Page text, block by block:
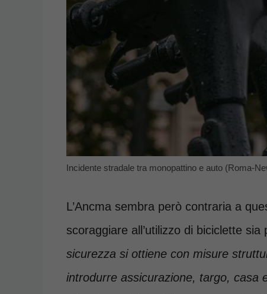
Incidente stradale tra monopattino e auto (Roma-
L’Ancma sembra però contraria a
scoraggiare all’utilizzo di biciclette
sicurezza si ottiene con misure
introdurre assicurazione, targo, casa